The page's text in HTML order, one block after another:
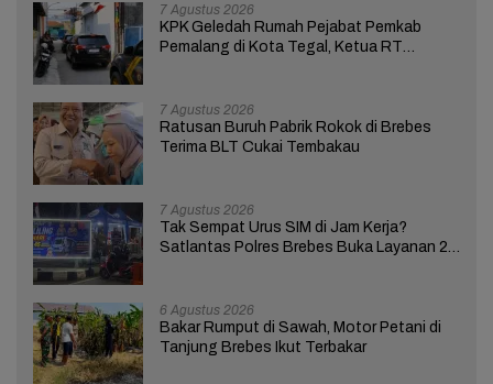
7 Agustus 2026
KPK Geledah Rumah Pejabat Pemkab
Pemalang di Kota Tegal, Ketua RT
7 Agustus 2026
Ratusan Buruh Pabrik Rokok di Brebes
Terima BLT Cukai Tembakau
7 Agustus 2026
Tak Sempat Urus SIM di Jam Kerja?
Satlantas Polres Brebes Buka Layanan 24
6 Agustus 2026
Bakar Rumput di Sawah, Motor Petani di
Tanjung Brebes Ikut Terbakar